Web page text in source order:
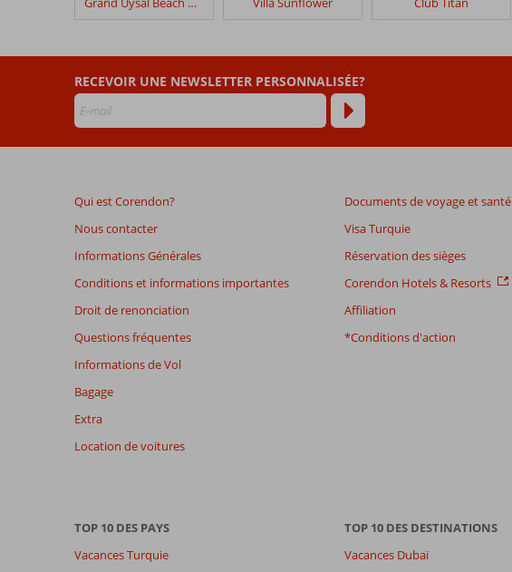
Alaaddin
Les
datant
de
48
ne
sont
plus
affichés
afin
de
garantir
la
présentés.
En
nos
RECEVOIR UNE NEWSLETTER PERSONNALISÉE?
Qui est Corendon?
Nous contacter
Informations Générales
Conditions et informations importantes
Droit de renonciation
Questions fréquentes
Informations de Vol
Bagage
Extra
Location de voitures
Documents de voyage et santé
Visa Turquie
Réservation des sièges
Corendon Hotels & Resorts
Affiliation
*Conditions d'action
TOP 10 DES PAYS
Vacances Turquie
TOP 10 DES DESTINATIONS
Vacances Dubaï